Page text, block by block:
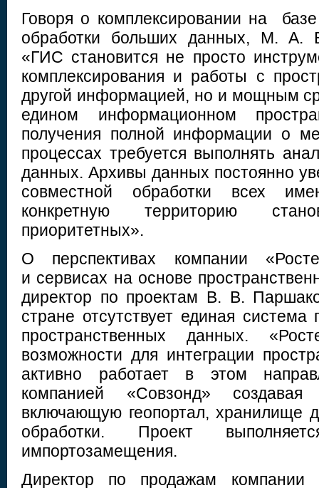
Говоря о комплексировании на
обработки больших данных, М. А.
«ГИC становится не просто
комплексирования и работы с
другой информацией, но и мощным
едином информационном
получения полной информации о
процессах требуется выполнять
данных. Архивы данных постоянно
совместной обработки всех
конкретную территорию
приоритетных».
О перспективах компании
и сервисах на основе
директор по проектам В. В.
стране отсутствует единая
пространственных данных.
возможности для интеграции
активно работает в этом
компанией «Совзонд»
включающую геопортал, хранилище
обработки. Проект
импортозамещения.
Директор по продажам